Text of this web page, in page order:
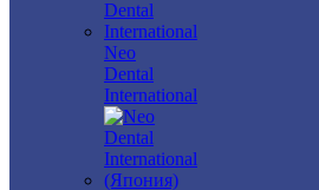
Neo
Dental
International